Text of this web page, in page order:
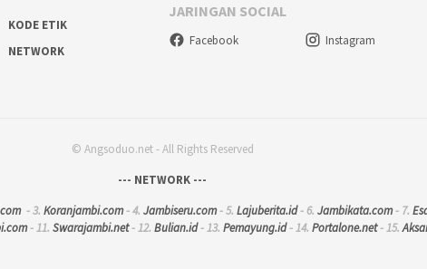
KODE ETIK
NETWORK
JARINGAN SOCIAL
Facebook Instagram
© Angsoduo.net - All Rights Reserved
--- NETWORK ---
- 3. Koranjambi.com- 4. Jambiseru.com- 5. Lajuberita.id- 6. Jambikata.com- 7.
- 11. Swarajambi.net- 12. Bulian.id- 13. Pemayung.id- 14. Portalone.net- 15.